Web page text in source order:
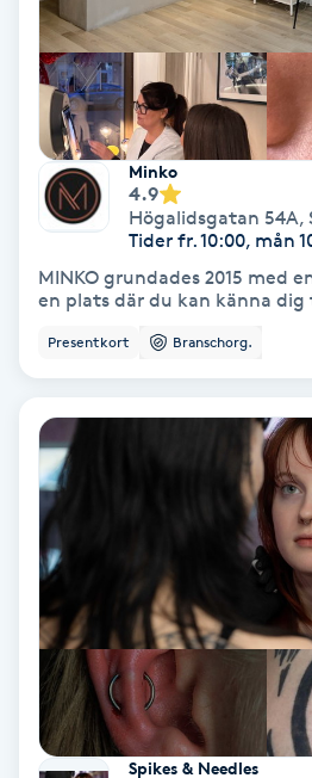
Diamantslipning
Enzympeeling
Extensions
Extensions borttagning
Eyeliner-tatuering
Faceliftmassage
Fet hårbotten
Fettreducering
Fibromassage
Fillers
Minko
4.9
Högalidsgatan 54A,
Tider fr. 10:00, mån
MINKO grundades 2015 med
en plats där du kan känna dig
Presentkort Branschorg.
Spikes & Needles